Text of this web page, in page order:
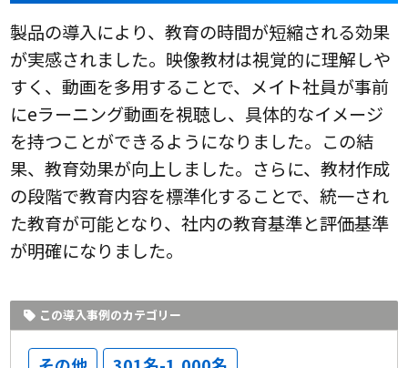
製品の導入により、教育の時間が短縮される効果
が実感されました。映像教材は視覚的に理解しや
すく、動画を多用することで、メイト社員が事前
にeラーニング動画を視聴し、具体的なイメージ
を持つことができるようになりました。この結
果、教育効果が向上しました。さらに、教材作成
の段階で教育内容を標準化することで、統一され
た教育が可能となり、社内の教育基準と評価基準
が明確になりました。
この導入事例のカテゴリー